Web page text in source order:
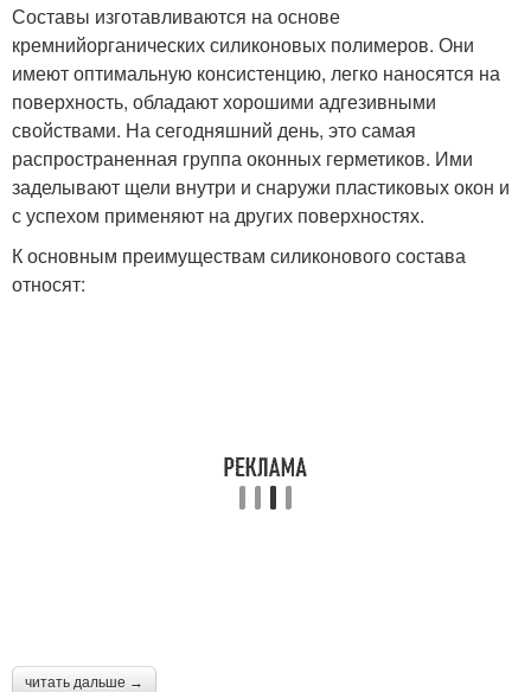
Составы изготавливаются на основе
кремнийорганических силиконовых полимеров. Они
имеют оптимальную консистенцию, легко наносятся на
поверхность, обладают хорошими адгезивными
свойствами. На сегодняшний день, это самая
распространенная группа оконных герметиков. Ими
заделывают щели внутри и снаружи пластиковых окон и
с успехом применяют на других поверхностях.
К основным преимуществам силиконового состава
относят:
читать дальше →